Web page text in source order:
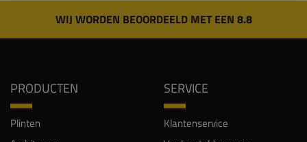
PRODUCTEN
Architraven
Vensterbanken
SERVICE
Veelgestelde vragen
Keuzehulp plinten